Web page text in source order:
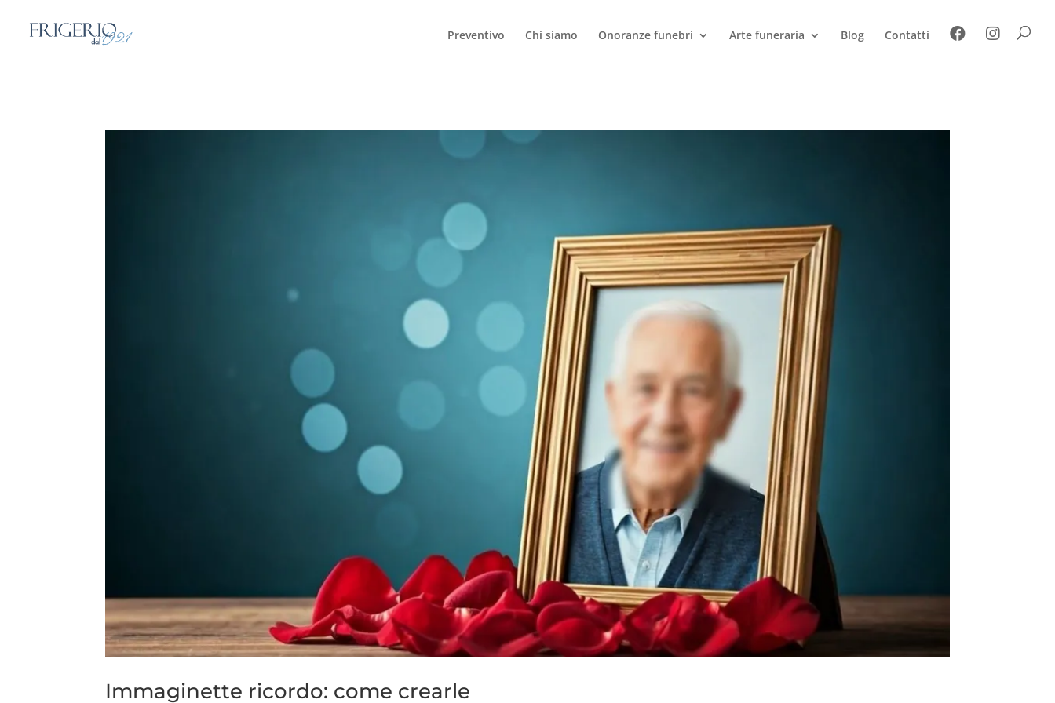
Preventivo Chi siamo Onoranze funebri Arte funeraria Blog Contatti
Immaginette ricordo: come crearle